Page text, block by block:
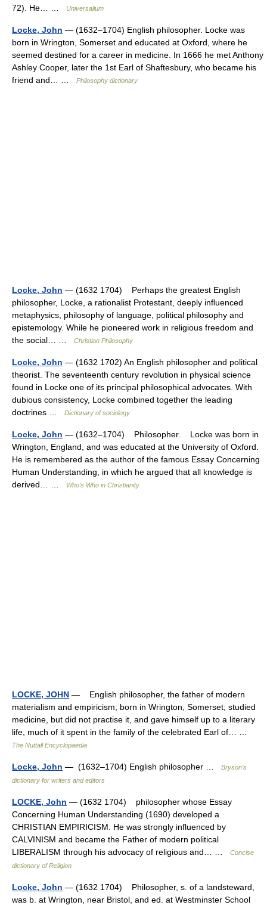
72). He… … Universalium
Locke, John — (1632–1704) English philosopher. Locke was
born in Wrington, Somerset and educated at Oxford, where he
seemed destined for a career in medicine. In 1666 he met Anthony
Ashley Cooper, later the 1st Earl of Shaftesbury, who became his
friend and… …
Philosophy dictionary
Locke, John — (1632 1704) Perhaps the greatest English
philosopher, Locke, a rationalist Protestant, deeply inﬂuenced
metaphysics, philosophy of language, political philosophy and
epistemology. While he pioneered work in religious freedom and
the social… …
Christian Philosophy
Locke, John — (1632 1702) An English philosopher and political
theorist. The seventeenth century revolution in physical science
found in Locke one of its principal philosophical advocates. With
dubious consistency, Locke combined together the leading
doctrines …
Dictionary of sociology
Locke, John — (1632–1704) Philosopher. Locke was born in
Wrington, England, and was educated at the University of Oxford.
He is remembered as the author of the famous Essay Concerning
Human Understanding, in which he argued that all knowledge is
derived… …
Who’s Who in Christianity
LOCKE, JOHN — English philosopher, the father of modern
materialism and empiricism, born in Wrington, Somerset; studied
medicine, but did not practise it, and gave himself up to a literary
life, much of it spent in the family of the celebrated Earl of… …
The Nuttall Encyclopaedia
Locke, John — (1632–1704) English philosopher …
Bryson’s
dictionary for writers and editors
LOCKE, John — (1632 1704) philosopher whose Essay
Concerning Human Understanding (1690) developed a
CHRISTIAN EMPIRICISM. He was strongly influenced by
CALVINISM and became the Father of modern political
LIBERALISM through his advocacy of religious and… …
Concise
dictionary of Religion
Locke, John — (1632 1704) Philosopher, s. of a landsteward,
was b. at Wrington, near Bristol, and ed. at Westminster School